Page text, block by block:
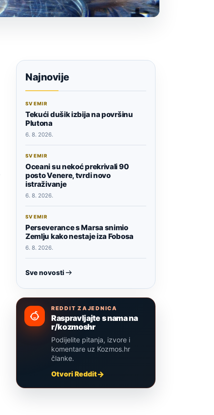
Najnovije
SVEMIR
Tekući dušik izbija na površinu
Plutona
6. 8. 2026.
SVEMIR
Oceani su nekoć prekrivali 90
posto Venere, tvrdi novo
istraživanje
6. 8. 2026.
SVEMIR
Perseverance s Marsa snimio
Zemlju kako nestaje iza Fobosa
6. 8. 2026.
Sve novosti
REDDIT ZAJEDNICA
Raspravljajte s nama na
r/kozmoshr
Podijelite pitanja, izvore i
komentare uz Kozmos.hr
članke.
Otvori Reddit